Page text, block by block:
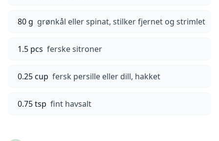
80 g grønkål eller spinat, stilker fjernet og strimlet
1.5 pcs ferske sitroner
0.25 cup fersk persille eller dill, hakket
0.75 tsp fint havsalt